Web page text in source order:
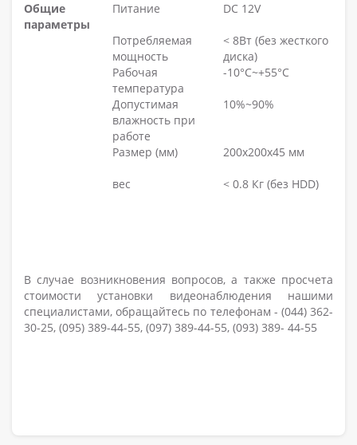
Общие
параметры
Питание DC 12V
Потребляемая
мощность
< 8Вт (без жесткого
диска)
Рабочая
температура
-10°C~+55°C
Допустимая
влажность при
работе
10%~90%
Размер (мм) 200x200x45 мм
вес < 0.8 Кг (без HDD)
В случае возникновения вопросов, а также просчета
стоимости установки видеонаблюдения нашими
специалистами, обращайтесь по телефонам - (044) 362-
30-25, (095) 389-44-55, (097) 389-44-55, (093) 389- 44-55